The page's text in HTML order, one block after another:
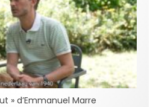
» d’Emmanuel Marre